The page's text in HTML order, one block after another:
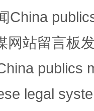
China
网站留言板
publics
legal